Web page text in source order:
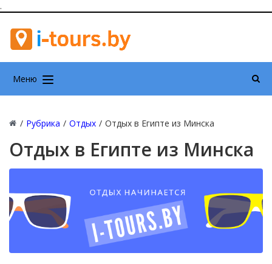
.
Меню
/ Рубрика / Отдых / Отдых в Египте из Минска
Отдых в Египте из Минска